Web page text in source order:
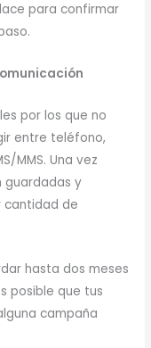
para confirmar
por los que no
entre teléfono,
MMS. Una vez
guardadas y
cantidad de
hasta dos meses
posible que tus
campaña